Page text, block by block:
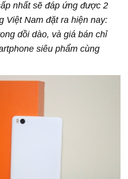
nhất sẽ đáp ứng được 2
Việt Nam đặt ra hiện nay:
dồi dào, và giá bán chỉ
siêu phẩm cùng